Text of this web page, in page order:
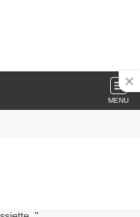
MENU